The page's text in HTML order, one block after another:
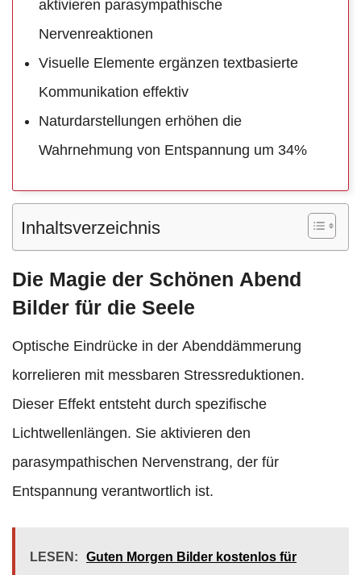
aktivieren parasympathische
Nervenreaktionen
Visuelle Elemente ergänzen textbasierte
Kommunikation effektiv
Naturdarstellungen erhöhen die
Wahrnehmung von Entspannung um 34%
Inhaltsverzeichnis
Die Magie der Schönen Abend
Bilder für die Seele
Optische Eindrücke in der Abenddämmerung
korrelieren mit messbaren Stressreduktionen.
Dieser Effekt entsteht durch spezifische
Lichtwellenlängen. Sie aktivieren den
parasympathischen Nervenstrang, der für
Entspannung verantwortlich ist.
LESEN: Guten Morgen Bilder kostenlos für